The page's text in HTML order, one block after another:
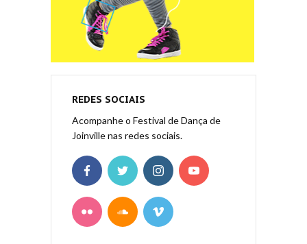
REDES SOCIAIS
Acompanhe o Festival de Dança de
Joinville nas redes sociais.